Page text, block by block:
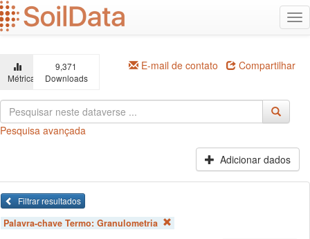
Ir
para
o
principal
Métricas
9,371
Downloads
E-mail de contato Compartilhar
Pesquisa avançada
Adicionar dados
Filtrar resultados
Palavra-chave Termo: Granulometria